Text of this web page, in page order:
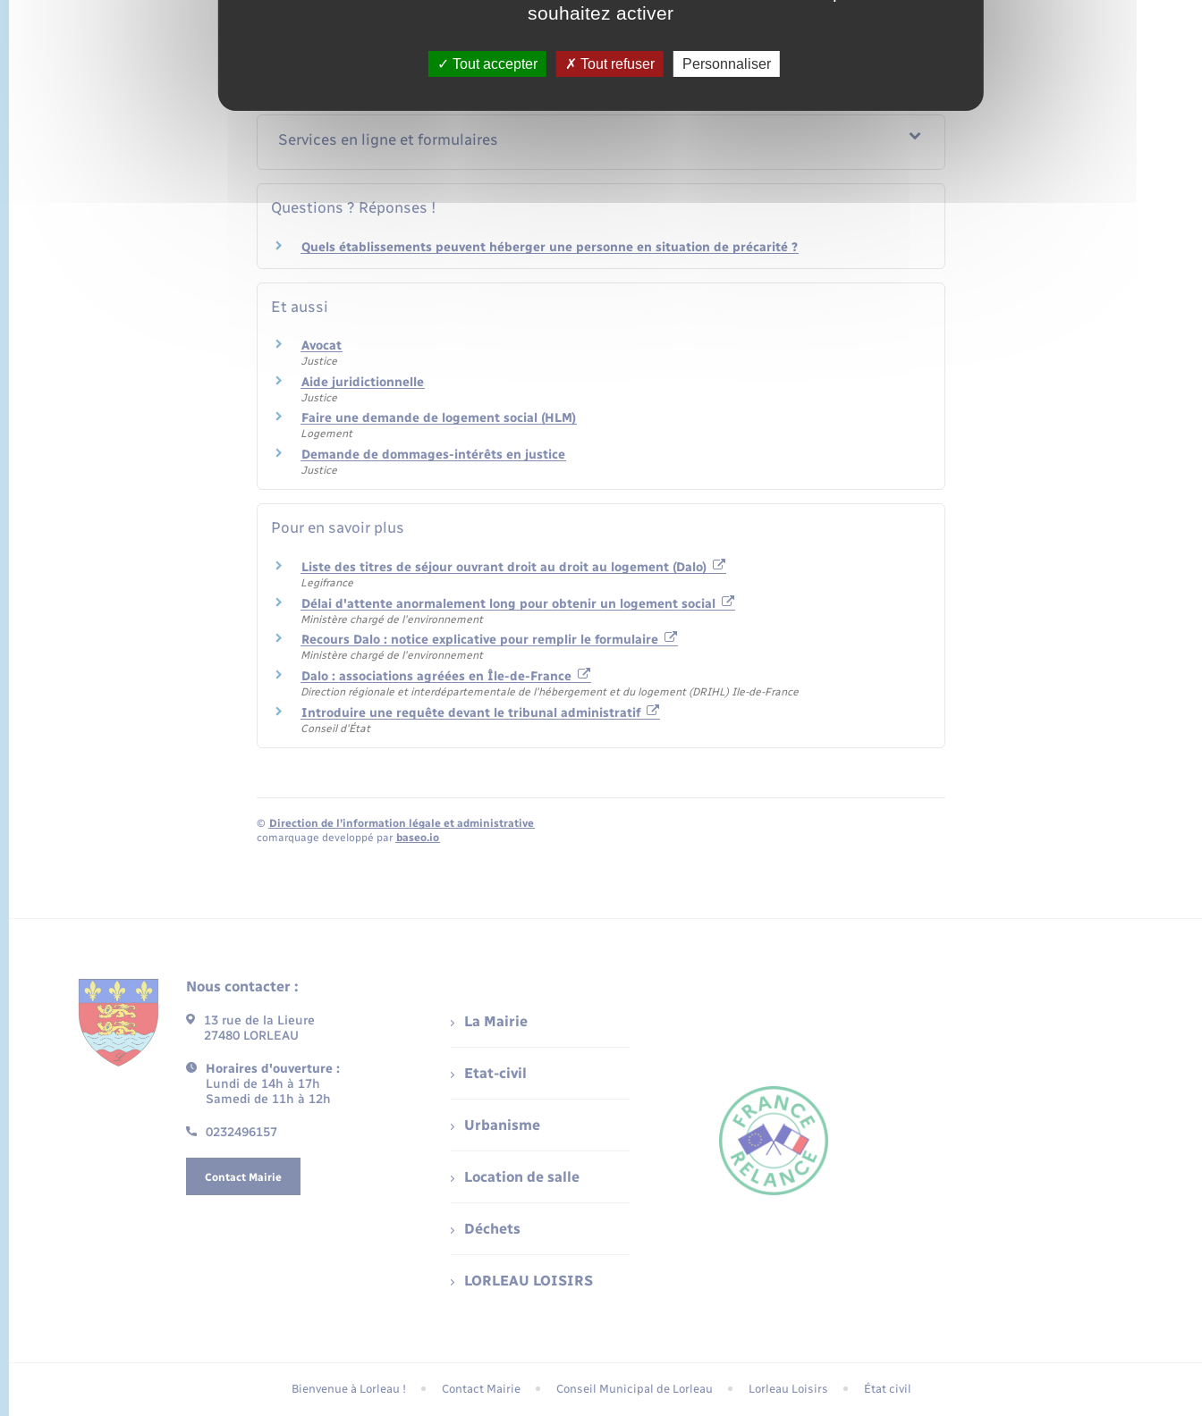
Services en ligne et formulaires
Questions ? Réponses !
Quels établissements peuvent héberger une personne en situation de précarité ?
Et aussi
Avocat
Justice
Aide juridictionnelle
Justice
Faire une demande de logement social (HLM)
Logement
Demande de dommages-intérêts en justice
Justice
Pour en savoir plus
Liste des titres de séjour ouvrant droit au droit au logement (Dalo)
Legifrance
Délai d'attente anormalement long pour obtenir un logement social
Ministère chargé de l'environnement
Recours Dalo : notice explicative pour remplir le formulaire
Ministère chargé de l'environnement
Dalo : associations agréées en Île-de-France
Direction régionale et interdépartementale de l'hébergement et du logement (DRIHL) Ile-de-France
Introduire une requête devant le tribunal administratif
Conseil d'État
© Direction de l’information légale et administrative
comarquage developpé par baseo.io
Nous contacter :
13 rue de la Lieure
27480 LORLEAU
Horaires d'ouverture :
Lundi de 14h à 17h
Samedi de 11h à 12h
0232496157
Contact Mairie
La Mairie
Etat-civil
Urbanisme
Location de salle
Déchets
LORLEAU LOISIRS
Bienvenue à Lorleau ! Contact Mairie Conseil Municipal de Lorleau Lorleau Loisirs État civil
souhaitez activer
Tout accepter Tout refuser Personnaliser